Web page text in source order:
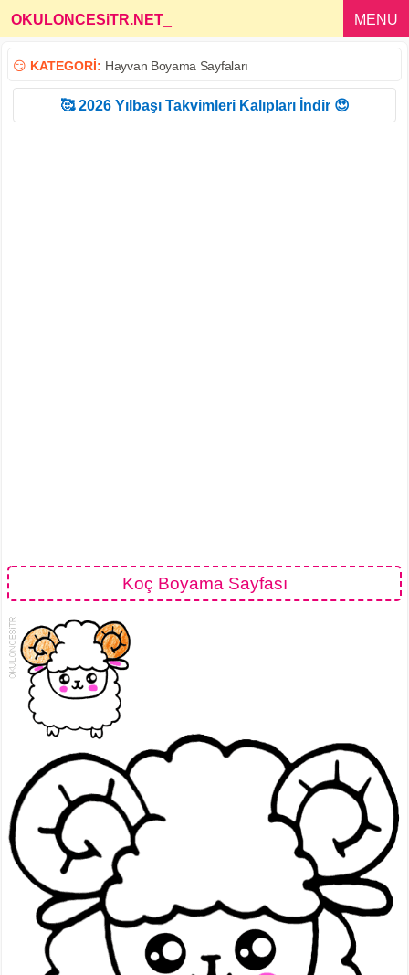
OKULONCESiTR.NET MENU
😏 KATEGORİ: Hayvan Boyama Sayfaları
🥰 2026 Yılbaşı Takvimleri Kalıpları İndir 😍
Koç Boyama Sayfası